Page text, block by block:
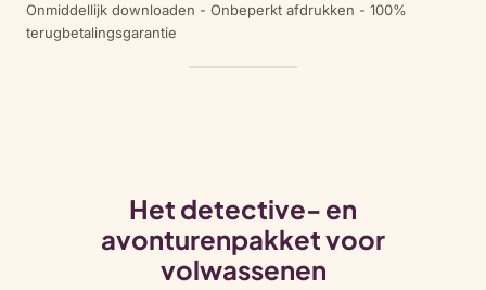
u
n
Onmiddellijk downloaden - Onbeperkt afdrukken - 100%
terugbetalingsgarantie
Het detective- en
avonturenpakket voor
volwassenen